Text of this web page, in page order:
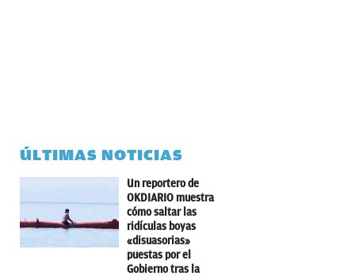
ÚLTIMAS NOTICIAS
Un reportero de
OKDIARIO muestra
cómo saltar las
ridículas boyas
«disuasorias»
puestas por el
Gobierno tras la